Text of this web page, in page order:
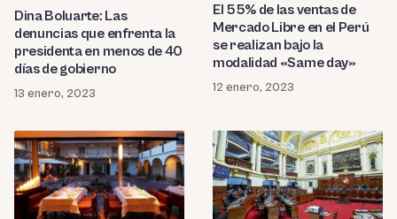
Dina Boluarte: Las
denuncias que enfrenta la
presidenta en menos de 40
días de gobierno
13 enero, 2023
El 55% de las ventas de
Mercado Libre en el Perú
se realizan bajo la
modalidad «Same day»
12 enero, 2023